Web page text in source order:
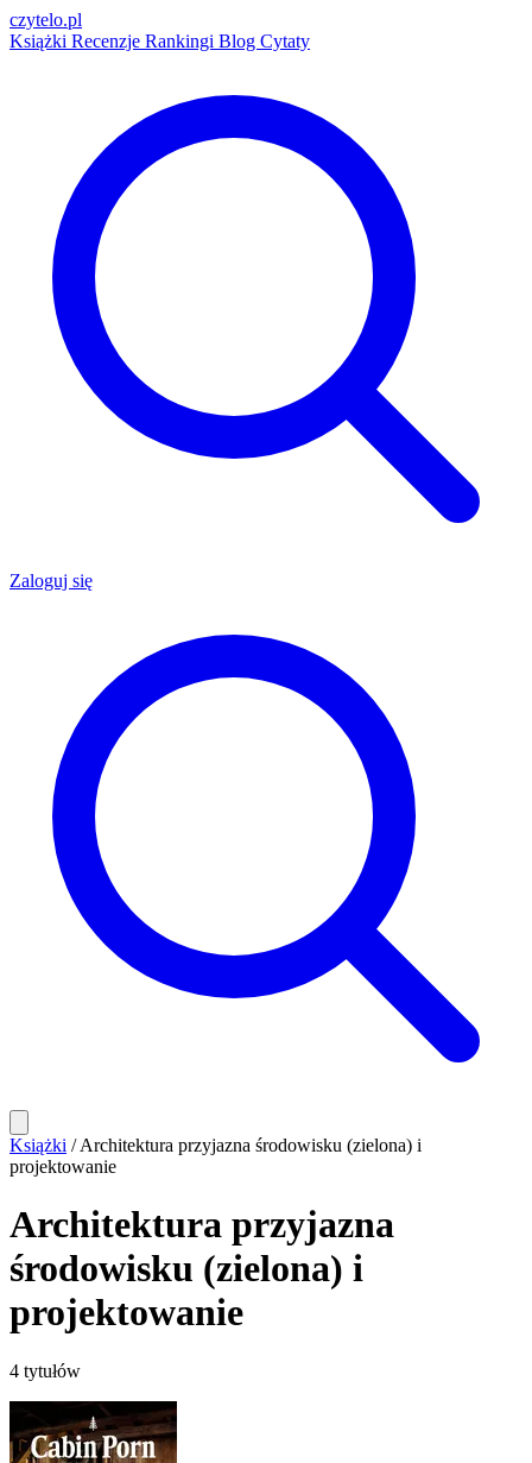
czytelo.pl
Książki Recenzje Rankingi Blog Cytaty
Zaloguj się
Książki / Architektura przyjazna środowisku (zielona) i
projektowanie
Architektura przyjazna
środowisku (zielona) i
projektowanie
4 tytułów